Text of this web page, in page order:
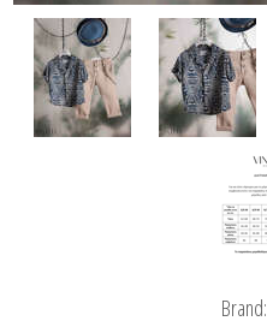
Brand: